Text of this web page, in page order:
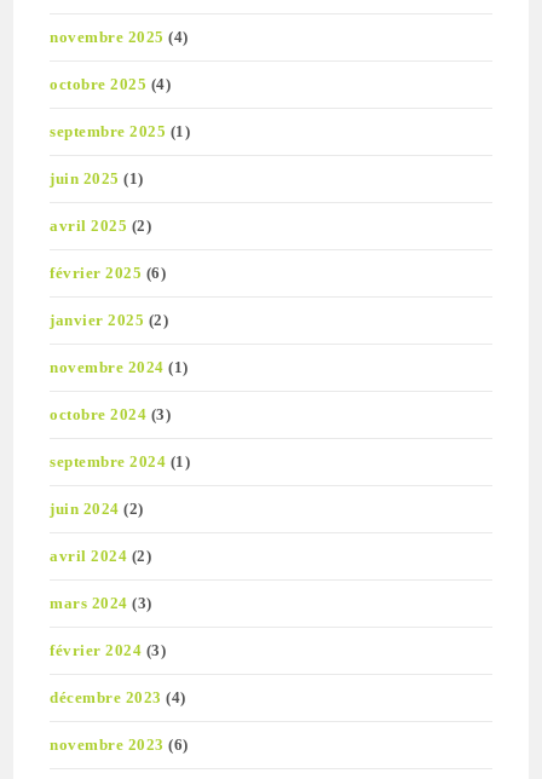
novembre 2025 (4)
octobre 2025 (4)
septembre 2025 (1)
juin 2025 (1)
avril 2025 (2)
février 2025 (6)
janvier 2025 (2)
novembre 2024 (1)
octobre 2024 (3)
septembre 2024 (1)
juin 2024 (2)
avril 2024 (2)
mars 2024 (3)
février 2024 (3)
décembre 2023 (4)
novembre 2023 (6)